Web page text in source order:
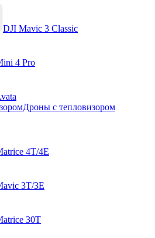
DJI Mavic 3 Classic
4 Pro
Дроны с тепловизором
4T/4E
3T/3E
30T